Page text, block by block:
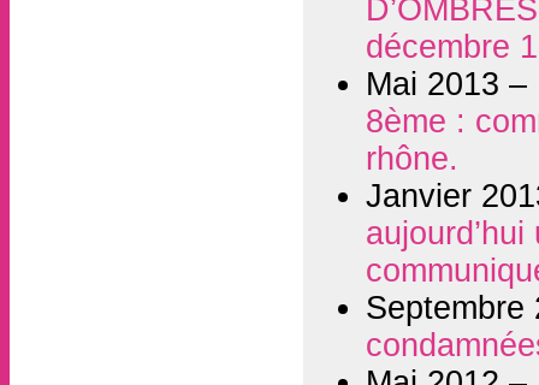
décembre
Mai 2013 –
8ème :
rhône.
Janvier